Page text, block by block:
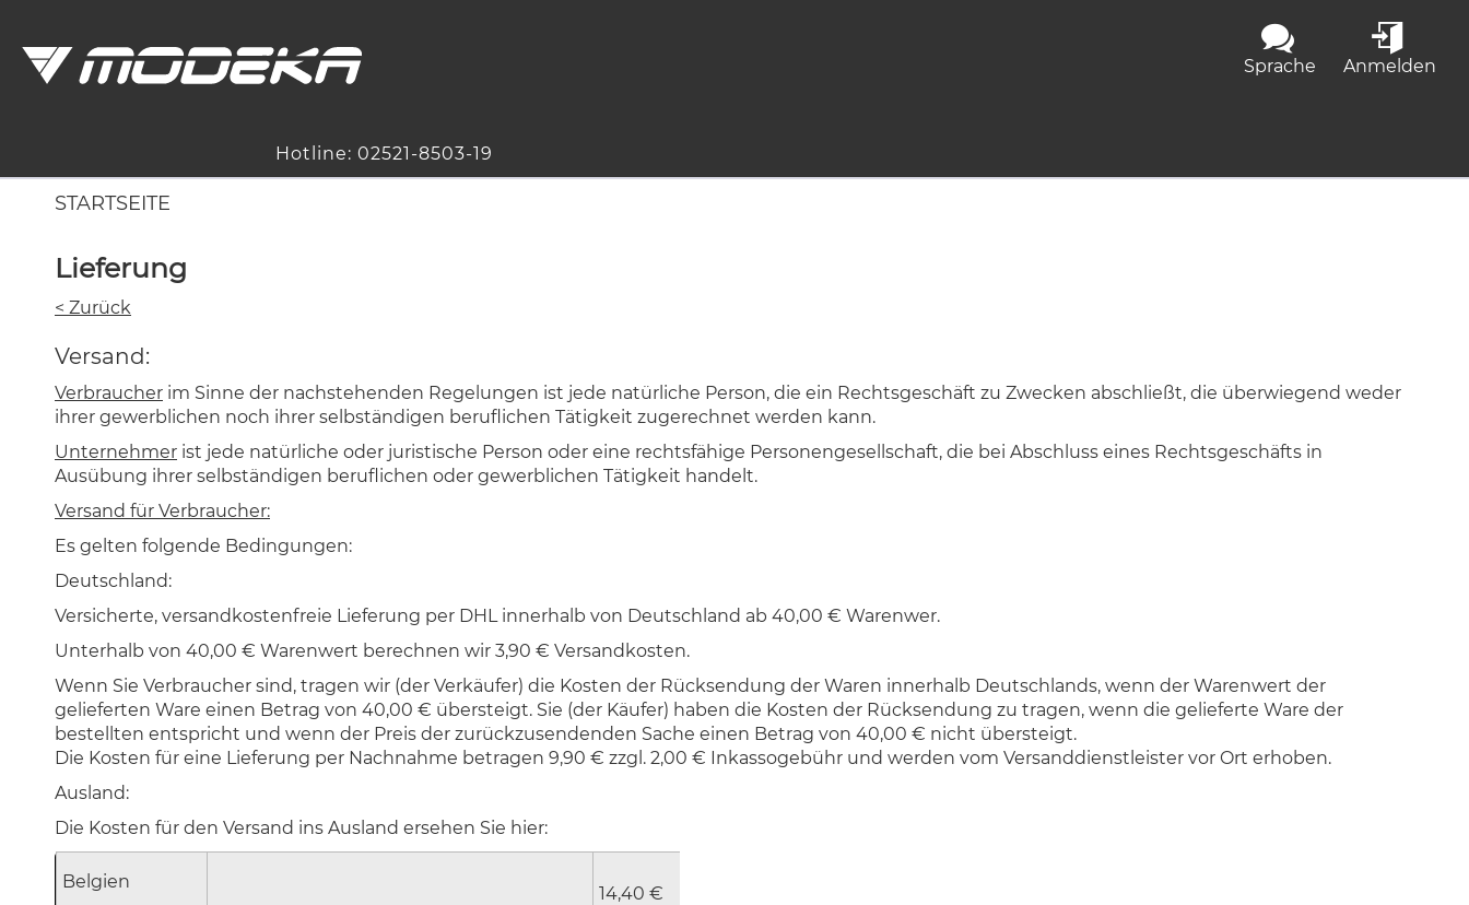
Sprache Anmelden
Hotline: 02521-8503-19
STARTSEITE
Lieferung
< Zurück
Versand:
Verbraucher im Sinne der nachstehenden Regelungen ist jede natürliche Person, die ein Rechtsgeschäft zu Zwecken abschließt, die überwiegend weder
ihrer gewerblichen noch ihrer selbständigen beruflichen Tätigkeit zugerechnet werden kann.
Unternehmer ist jede natürliche oder juristische Person oder eine rechtsfähige Personengesellschaft, die bei Abschluss eines Rechtsgeschäfts in
Ausübung ihrer selbständigen beruflichen oder gewerblichen Tätigkeit handelt.
Versand für Verbraucher:
Es gelten folgende Bedingungen:
Deutschland:
Versicherte, versandkostenfreie Lieferung per DHL innerhalb von Deutschland ab 40,00 € Warenwer.
Unterhalb von 40,00 € Warenwert berechnen wir 3,90 € Versandkosten.
Wenn Sie Verbraucher sind, tragen wir (der Verkäufer) die Kosten der Rücksendung der Waren innerhalb Deutschlands, wenn der Warenwert der
gelieferten Ware einen Betrag von 40,00 € übersteigt. Sie (der Käufer) haben die Kosten der Rücksendung zu tragen, wenn die gelieferte Ware der
bestellten entspricht und wenn der Preis der zurückzusendenden Sache einen Betrag von 40,00 € nicht übersteigt.
Die Kosten für eine Lieferung per Nachnahme betragen 9,90 € zzgl. 2,00 € Inkassogebühr und werden vom Versanddienstleister vor Ort erhoben.
Ausland:
Die Kosten für den Versand ins Ausland ersehen Sie hier:
Belgien
14,40 €